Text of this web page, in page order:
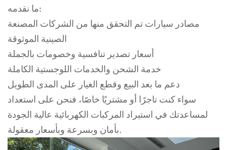
ما نقدمه:
مصادر سيارات تم التحقق منها من الشركات المصنعة
الصينية الموثوقة
أسعار تصدير تنافسية وخصومات بالجملة
خدمة الشحن والخدمات اللوجستية الكاملة
دعم ما بعد البيع وقطع الغيار على المدى الطويل
سواء كنت تاجرًا أو مشتريًا خاصًا، فنحن على استعداد
لمساعدتك في استيراد المركبات الكهربائية عالية الجودة
بأمان وبسرعة وبأسعار معقولة.